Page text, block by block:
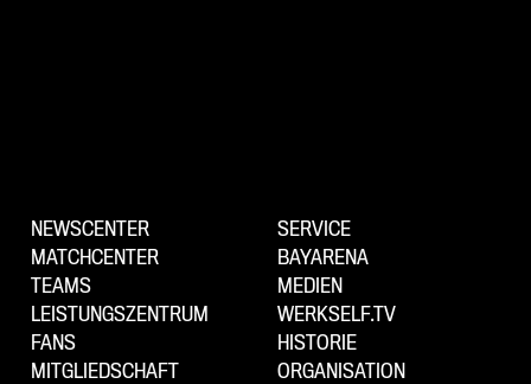
NEWSCENTER
MATCHCENTER
TEAMS
LEISTUNGSZENTRUM
FANS
MITGLIEDSCHAFT
SERVICE
BAYARENA
MEDIEN
WERKSELF.TV
HISTORIE
ORGANISATION